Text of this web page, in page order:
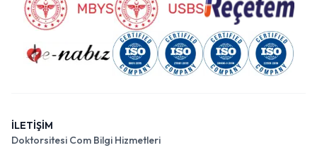
İLETİŞİM
Doktorsitesi Com Bilgi Hizmetleri